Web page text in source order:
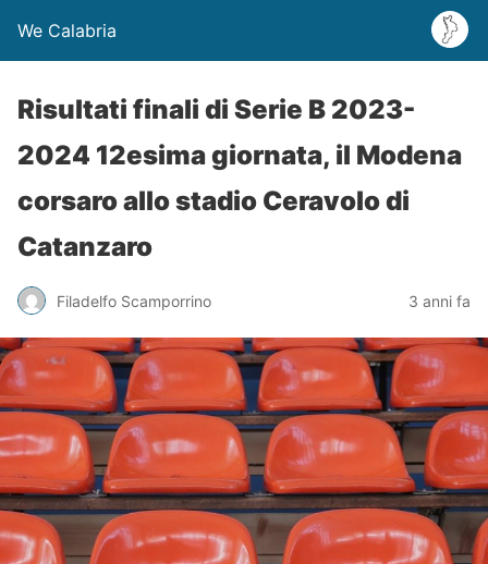
We Calabria
Risultati finali di Serie B 2023-
2024 12esima giornata, il Modena
corsaro allo stadio Ceravolo di
Catanzaro
Filadelfo Scamporrino 3 anni fa